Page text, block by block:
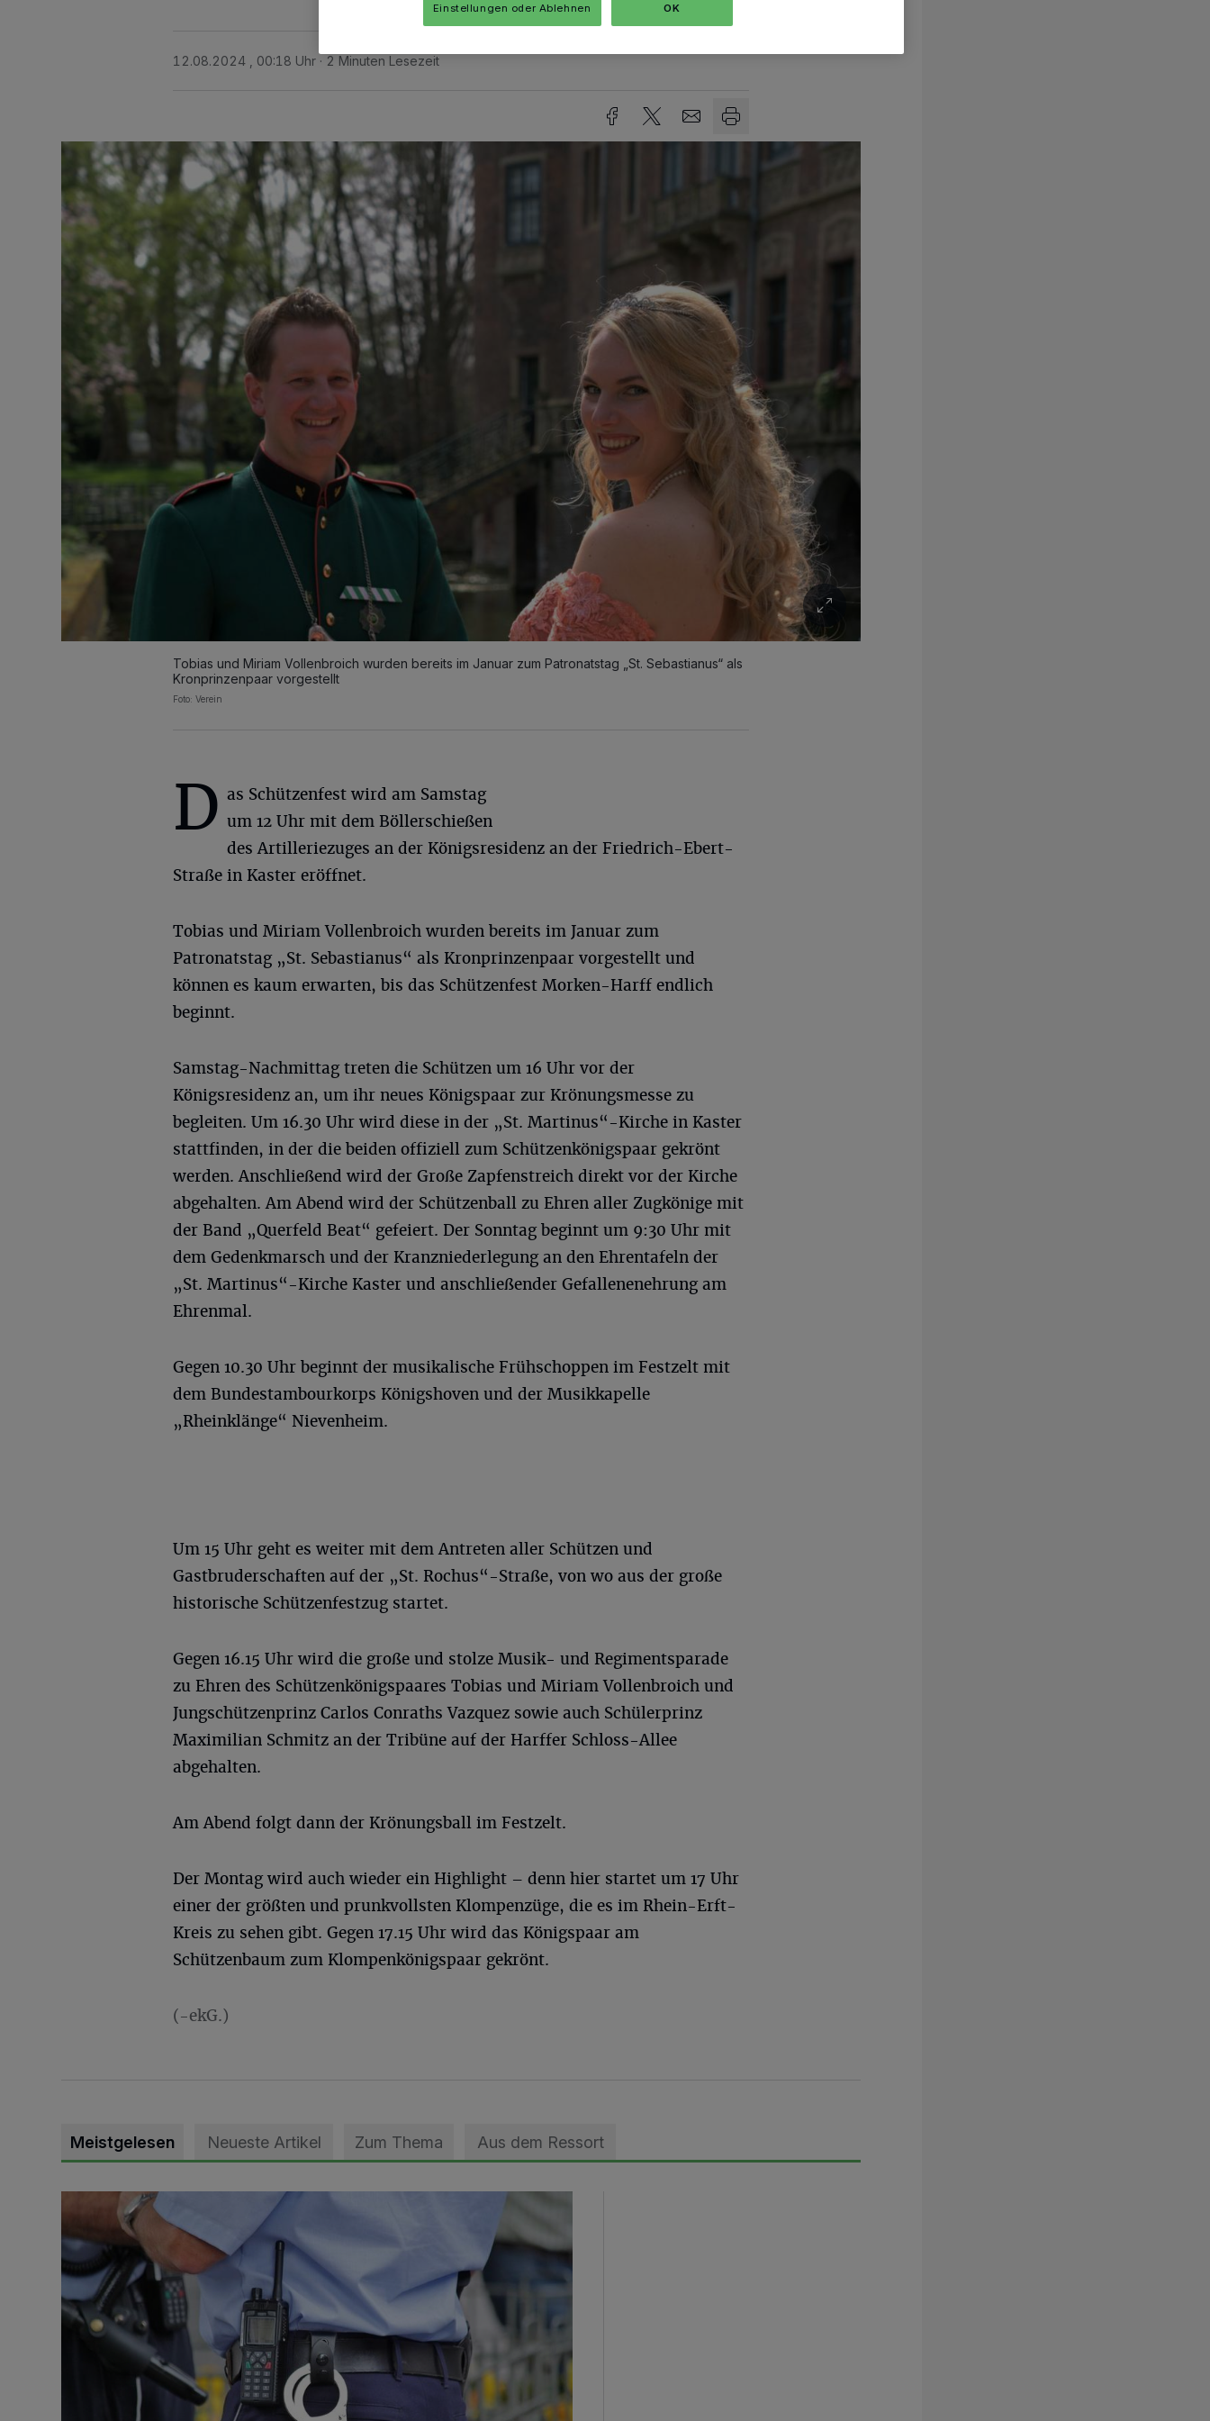
12.08.2024 , 00:18 Uhr 2 Minuten Lesezeit
Tobias und Miriam Vollenbroich wurden bereits im Januar zum Patronatstag „St. Sebastianus“ als
Kronprinzenpaar vorgestellt
Foto: Verein
D as Schützenfest wird am Samstag
um 12 Uhr mit dem Böllerschießen
des Artilleriezuges an der Königsresidenz an der Friedrich-Ebert-
Straße in Kaster eröffnet.
Tobias und Miriam Vollenbroich wurden bereits im Januar zum
Patronatstag „St. Sebastianus“ als Kronprinzenpaar vorgestellt und
können es kaum erwarten, bis das Schützenfest Morken-Harff endlich
beginnt.
Samstag-Nachmittag treten die Schützen um 16 Uhr vor der
Königsresidenz an, um ihr neues Königspaar zur Krönungsmesse zu
begleiten. Um 16.30 Uhr wird diese in der „St. Martinus“-Kirche in Kaster
stattfinden, in der die beiden offiziell zum Schützenkönigspaar gekrönt
werden. Anschließend wird der Große Zapfenstreich direkt vor der Kirche
abgehalten. Am Abend wird der Schützenball zu Ehren aller Zugkönige mit
der Band „Querfeld Beat“ gefeiert. Der Sonntag beginnt um 9:30 Uhr mit
dem Gedenkmarsch und der Kranzniederlegung an den Ehrentafeln der
„St. Martinus“-Kirche Kaster und anschließender Gefallenenehrung am
Ehrenmal.
Gegen 10.30 Uhr beginnt der musikalische Frühschoppen im Festzelt mit
dem Bundestambourkorps Königshoven und der Musikkapelle
„Rheinklänge“ Nievenheim.
Um 15 Uhr geht es weiter mit dem Antreten aller Schützen und
Gastbruderschaften auf der „St. Rochus“-Straße, von wo aus der große
historische Schützenfestzug startet.
Gegen 16.15 Uhr wird die große und stolze Musik- und Regimentsparade
zu Ehren des Schützenkönigspaares Tobias und Miriam Vollenbroich und
Jungschützenprinz Carlos Conraths Vazquez sowie auch Schülerprinz
Maximilian Schmitz an der Tribüne auf der Harffer Schloss-Allee
abgehalten.
Am Abend folgt dann der Krönungsball im Festzelt.
Der Montag wird auch wieder ein Highlight – denn hier startet um 17 Uhr
einer der größten und prunkvollsten Klompenzüge, die es im Rhein-Erft-
Kreis zu sehen gibt. Gegen 17.15 Uhr wird das Königspaar am
Schützenbaum zum Klompenkönigspaar gekrönt.
(-ekG.)
Meistgelesen Neueste Artikel Zum Thema Aus dem Ressort
Motorrad-Diebe lassen Beute zurück
Einstellungen oder Ablehnen OK